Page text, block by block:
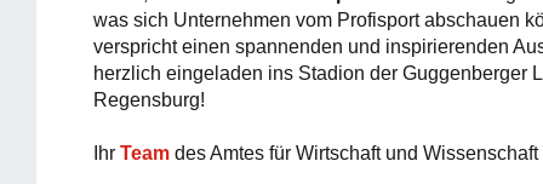
was sich Unternehmen vom Profisport abschauen
verspricht einen spannenden und inspirierenden
herzlich eingeladen ins Stadion der Guggenberger
Regensburg!
Ihr Team des Amtes für Wirtschaft und Wissenschaft